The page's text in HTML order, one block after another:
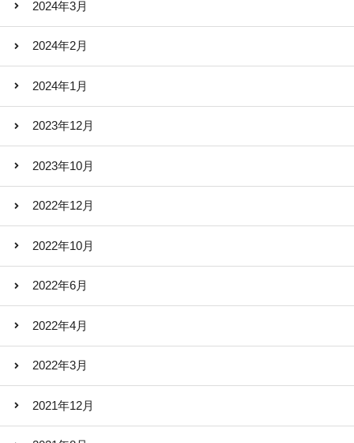
2024年3月
2024年2月
2024年1月
2023年12月
2023年10月
2022年12月
2022年10月
2022年6月
2022年4月
2022年3月
2021年12月